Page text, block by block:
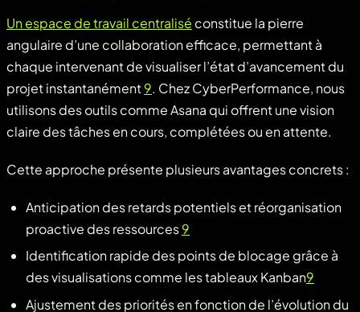
Un espace de travail centralisé constitue la pierre
angulaire d’une collaboration efficace, permettant à
chaque intervenant de visualiser l’état d’avancement du
projet instantanément9. Chez CyberPerformance, nous
utilisons des outils comme Asana qui offrent une vision
claire des tâches en cours, complétées ou en attente.
Cette approche présente plusieurs avantages concrets :
Anticipation des retards potentiels et réorganisation
proactive des ressources9
Identification rapide des points de blocage grâce à
des visualisations comme les tableaux Kanban9
Ajustement des priorités en fonction de l’évolution du